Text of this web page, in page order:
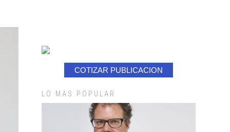
COTIZAR PUBLICACION
LO MAS POPULAR